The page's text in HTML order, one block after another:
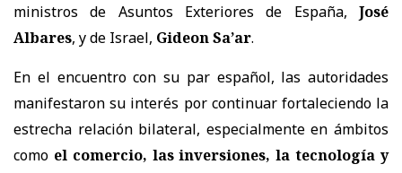
ministros de Asuntos Exteriores de España, José
Albares, y de Israel, Gideon Sa’ar.
En el encuentro con su par español, las autoridades
manifestaron su interés por continuar fortaleciendo la
estrecha relación bilateral, especialmente en ámbitos
como el comercio, las inversiones, la tecnología y